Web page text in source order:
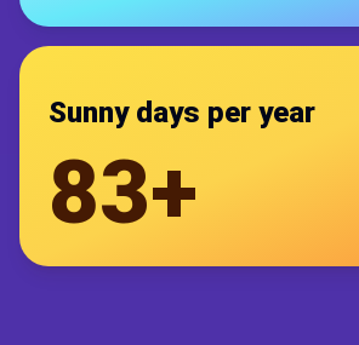
Sunny days per year
83+